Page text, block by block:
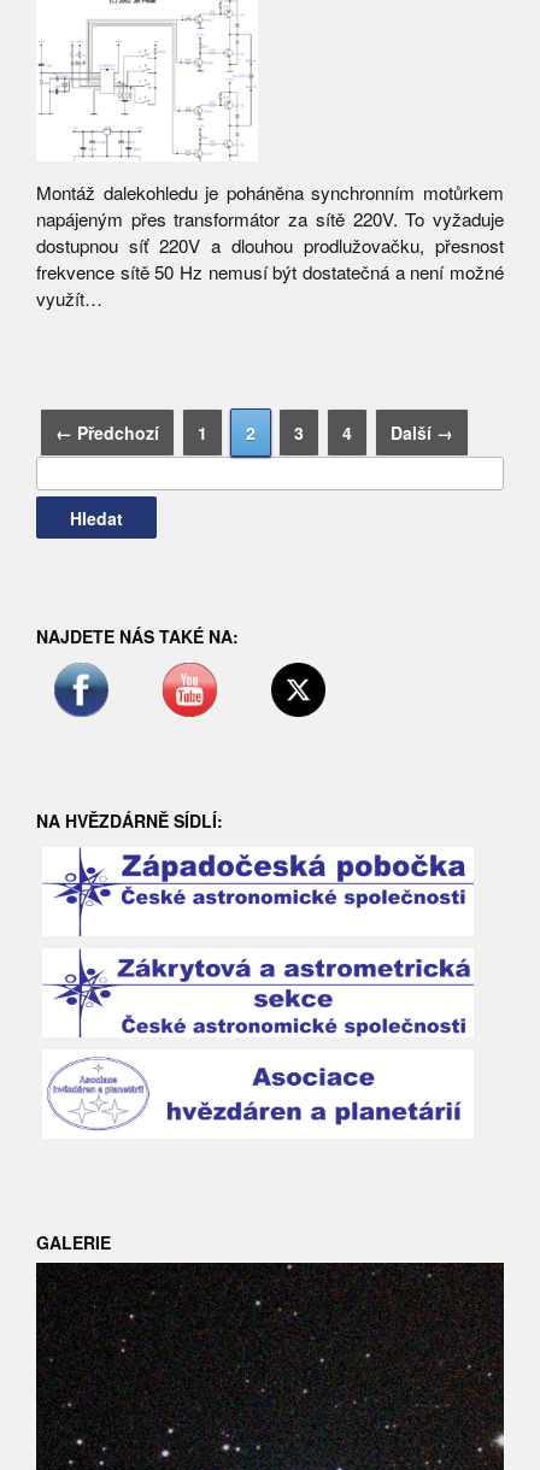
Montáž dalekohledu je poháněna synchronním motůrkem
napájeným přes transformátor za sítě 220V. To vyžaduje
dostupnou síť 220V a dlouhou prodlužovačku, přesnost
frekvence sítě 50 Hz nemusí být dostatečná a není možné
využít…
← Předchozí 1 2 3 4 Další →
Vyhledávání
NAJDETE NÁS TAKÉ NA:
NA HVĚZDÁRNĚ SÍDLÍ:
GALERIE